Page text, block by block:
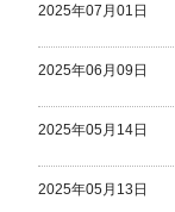
2025年07月01日
2025年06月09日
2025年05月14日
2025年05月13日